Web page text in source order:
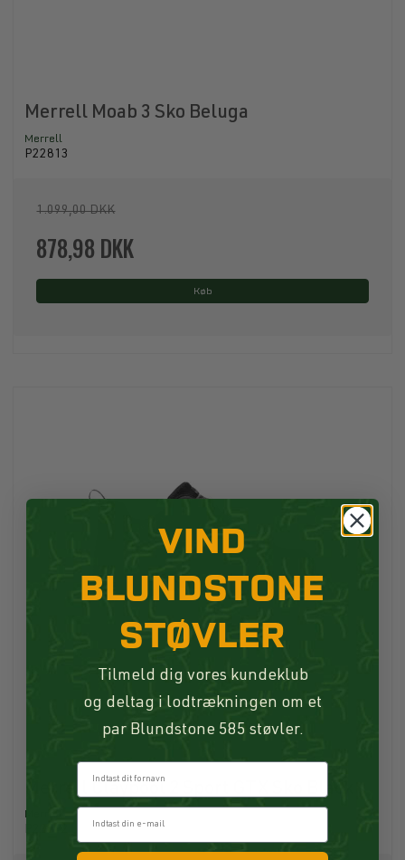
Merrell Moab 3 Sko Beluga
Merrell
P22813
1.099,00 DKK
878,98 DKK
Køb
Merrell Claypool 2 Sport GTX Sko Black
Merrell
VIND
BLUNDSTONE
STØVLER
Tilmeld dig vores kundeklub
og deltag i lodtrækningen om et
par Blundstone 585 støvler.
Fornavn